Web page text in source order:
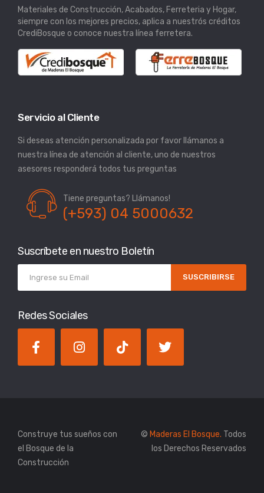
Materiales de Construcción, Acabados, Ferreteria y Hogar,
siempre con los mejores precios, aplica a nuestrós créditos
CrediBosque o conoce nuestra línea ferretera.
Servicio al Cliente
Si deseas atención personalizada por favor llámanos a
nuestra línea de atención al cliente, uno de nuestros
asesores responderá todos tus preguntas
Tiene preguntas? Llámanos!
(+593) 04 5000632
Suscríbete en nuestro Boletín
SUSCRIBIRSE
Redes Sociales
Construye tus sueños con
el Bosque de la
Construcción
© Maderas El Bosque. Todos
los Derechos Reservados